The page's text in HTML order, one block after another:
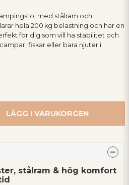
med stålram och
hela 200 kg belastning och har en
för dig som vill ha stabilitet och
fiskar eller bara njuter i
LÄGG I VARUKORGEN
stålram & hög komfort